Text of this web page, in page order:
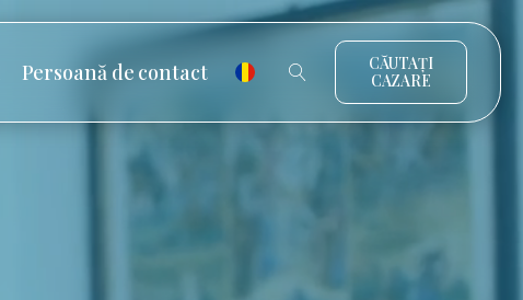
Persoană de contact
CĂUTAȚI
CAZARE